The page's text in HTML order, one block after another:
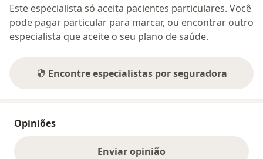
Este especialista só aceita pacientes particulares. Você
pode pagar particular para marcar, ou encontrar outro
especialista que aceite o seu plano de saúde.
Encontre especialistas por seguradora
Opiniões
Enviar opinião